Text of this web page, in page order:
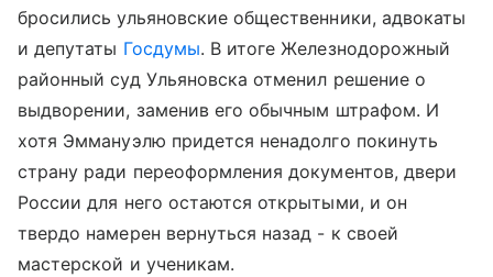
бросились ульяновские общественники, адвокаты
и депутаты Госдумы. В итоге Железнодорожный
районный суд Ульяновска отменил решение о
выдворении, заменив его обычным штрафом. И
хотя Эммануэлю придется ненадолго покинуть
страну ради переоформления документов, двери
России для него остаются открытыми, и он
твердо намерен вернуться назад - к своей
мастерской и ученикам.